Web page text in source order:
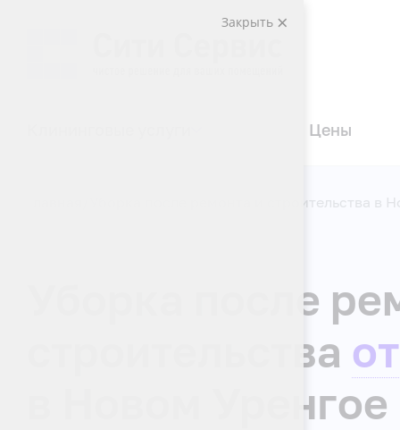
Цены
Уборка после ремонта и строительства в
Уборка после
строительства
в Новом Уренгое
Закрыть